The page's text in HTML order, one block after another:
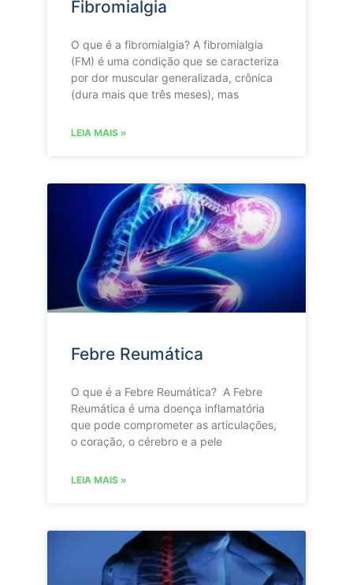
Fibromialgia
O que é a fibromialgia? A fibromialgia
(FM) é uma condição que se caracteriza
por dor muscular generalizada, crônica
(dura mais que três meses), mas
LEIA MAIS »
Febre Reumática
O que é a Febre Reumática? A Febre
Reumática é uma doença inflamatória
que pode comprometer as articulações,
o coração, o cérebro e a pele
LEIA MAIS »